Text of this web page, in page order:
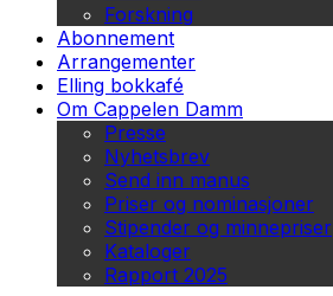
Forskning
Abonnement
Arrangementer
Elling bokkafé
Om Cappelen Damm
Presse
Nyhetsbrev
Send inn manus
Priser og nominasjoner
Stipender og minnepriser
Kataloger
Rapport 2025